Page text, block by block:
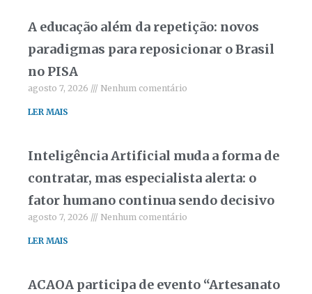
A educação além da repetição: novos
paradigmas para reposicionar o Brasil
no PISA
agosto 7, 2026 Nenhum comentário
LER MAIS
Inteligência Artificial muda a forma de
contratar, mas especialista alerta: o
fator humano continua sendo decisivo
agosto 7, 2026 Nenhum comentário
LER MAIS
ACAOA participa de evento “Artesanato